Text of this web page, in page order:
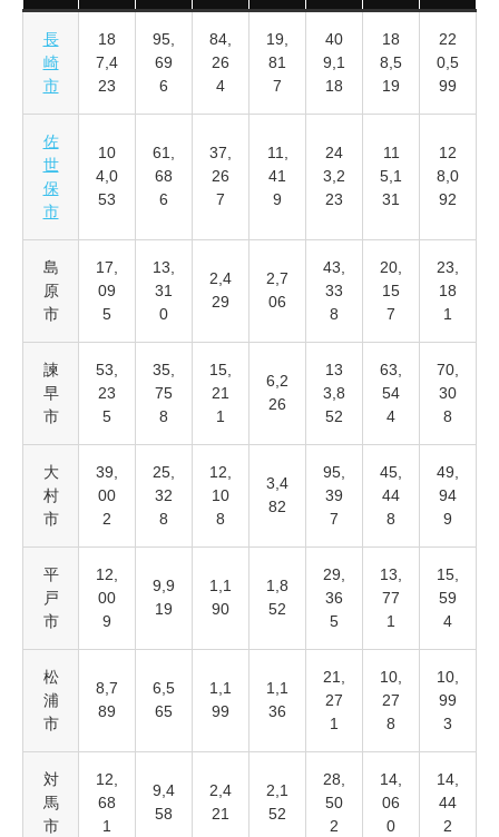
長
崎
市
18
7,4
23
95,
69
6
84,
26
4
19,
81
7
40
9,1
18
18
8,5
19
22
0,5
99
佐
世
保
市
10
4,0
53
61,
68
6
37,
26
7
11,
41
9
24
3,2
23
11
5,1
31
12
8,0
92
島
原
市
17,
09
5
13,
31
0
2,4
29
2,7
06
43,
33
8
20,
15
7
23,
18
1
諫
早
市
53,
23
5
35,
75
8
15,
21
1
6,2
26
13
3,8
52
63,
54
4
70,
30
8
大
村
市
39,
00
2
25,
32
8
12,
10
8
3,4
82
95,
39
7
45,
44
8
49,
94
9
平
戸
市
12,
00
9
9,9
19
1,1
90
1,8
52
29,
36
5
13,
77
1
15,
59
4
松
浦
市
8,7
89
6,5
65
1,1
99
1,1
36
21,
27
1
10,
27
8
10,
99
3
対
馬
市
12,
68
1
9,4
58
2,4
21
2,1
52
28,
50
2
14,
06
0
14,
44
2